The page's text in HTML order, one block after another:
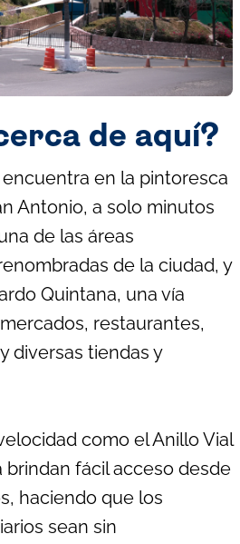
de aquí?
encuentra en la pintoresca
Antonio, a solo minutos
de las áreas
de la ciudad, y
Quintana, una vía
restaurantes,
diversas tiendas y
como el Anillo Vial
brindan fácil acceso desde
haciendo que los
sean sin